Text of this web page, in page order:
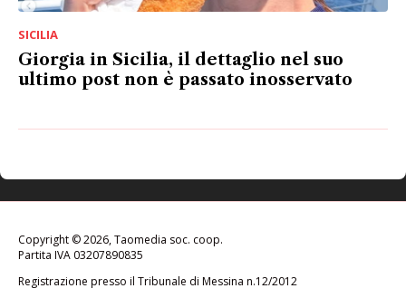
SICILIA
Giorgia in Sicilia, il dettaglio nel suo
ultimo post non è passato inosservato
Copyright © 2026, Taomedia soc. coop.
Partita IVA 03207890835
Registrazione presso il Tribunale di Messina n.12/2012